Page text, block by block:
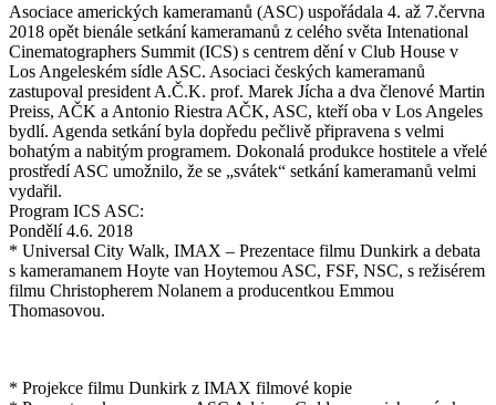
Asociace amerických kameramanů (ASC) uspořádala 4. až 7.června
2018 opět bienále setkání kameramanů z celého světa Intenational
Cinematographers Summit (ICS) s centrem dění v Club House v
Los Angeleském sídle ASC. Asociaci českých kameramanů
zastupoval president A.Č.K. prof. Marek Jícha a dva členové Martin
Preiss, AČK a Antonio Riestra AČK, ASC, kteří oba v Los Angeles
bydlí. Agenda setkání byla dopředu pečlivě připravena s velmi
bohatým a nabitým programem. Dokonalá produkce hostitele a vřelé
prostředí ASC umožnilo, že se „svátek“ setkání kameramanů velmi
vydařil.
Program ICS ASC:
Pondělí 4.6. 2018
* Universal City Walk, IMAX – Prezentace filmu Dunkirk a debata
s kameramanem Hoyte van Hoytemou ASC, FSF, NSC, s režisérem
filmu Christopherem Nolanem a producentkou Emmou
Thomasovou.
* Projekce filmu Dunkirk z IMAX filmové kopie